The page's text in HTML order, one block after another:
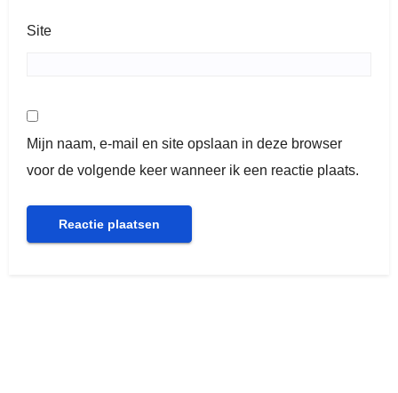
Site
Mijn naam, e-mail en site opslaan in deze browser
voor de volgende keer wanneer ik een reactie plaats.